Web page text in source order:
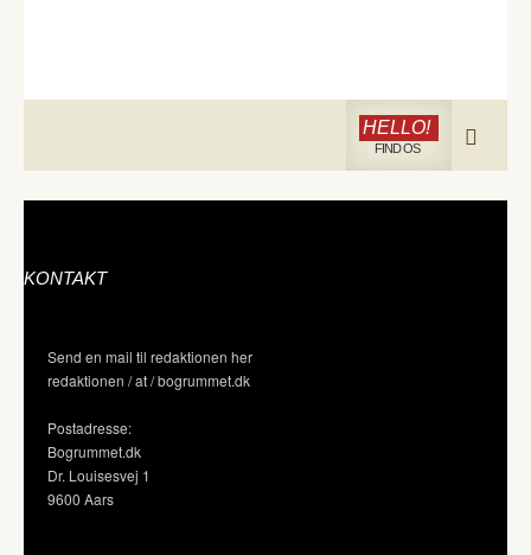
HELLO!
FIND OS
KONTAKT
Send en mail til redaktionen her
redaktionen / at / bogrummet.dk
Postadresse:
Bogrummet.dk
Dr. Louisesvej 1
9600 Aars